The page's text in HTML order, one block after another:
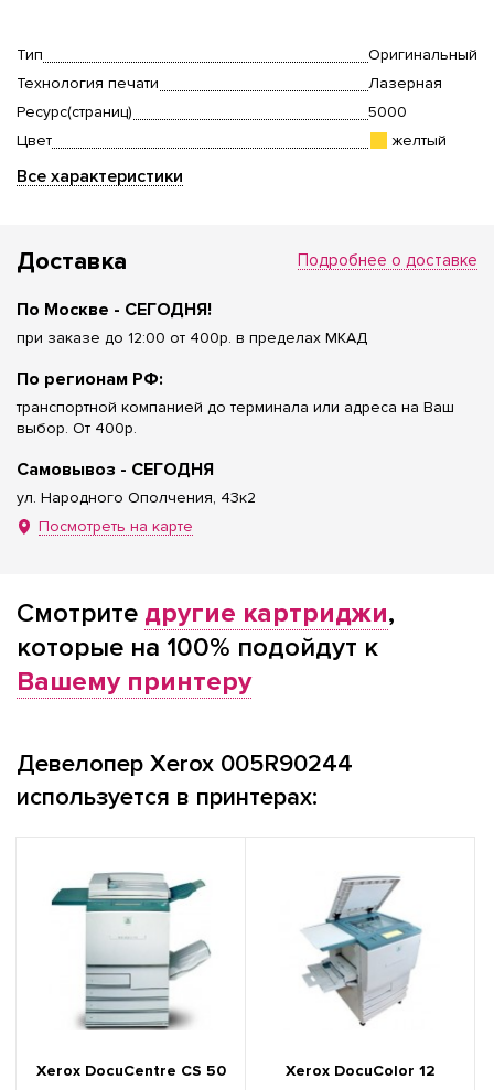
Тип
Оригинальный
Технология печати
Лазерная
Ресурс(страниц)
5000
Цвет
желтый
Все характеристики
Доставка
По Москве - СЕГОДНЯ!
при заказе до 12:00 от 400р. в пределах МКАД
По регионам РФ:
транспортной компанией до терминала или адреса на Ваш
выбор. От 400р.
Самовывоз - СЕГОДНЯ
ул. Народного Ополчения, 43к2
Посмотреть на карте
Подробнее о доставке
Смотрите другие картриджи,
которые на 100% подойдут к
Вашему принтеру
Девелопер Xerox 005R90244
используется в принтерах:
Xerox DocuCentre CS 50 Xerox DocuColor 12